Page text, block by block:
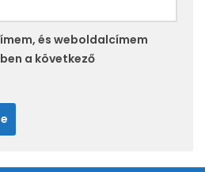
és weboldalcímem
a következő